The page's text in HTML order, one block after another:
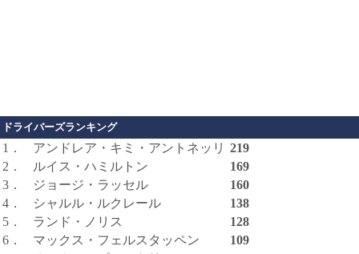
ドライバーズランキング
1． アンドレア・キミ・アントネッリ 219
2．
ルイス・ハミルトン
169
3．
ジョージ・ラッセル
160
4．
シャルル・ルクレール
138
5．
ランド・ノリス
128
6．
マックス・フェルスタッペン
109